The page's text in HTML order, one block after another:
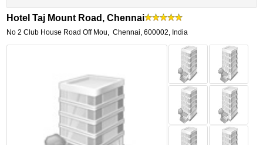
Hotel Taj Mount Road, Chennai
No 2 Club House Road Off Mou, Chennai,600002, India